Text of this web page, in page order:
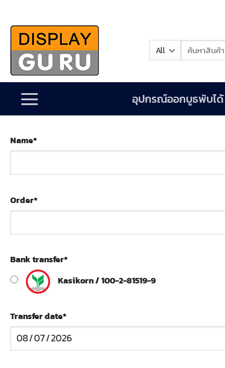
content
Search
for:
อุปกรณ์ออกบูธพับได้
Name*
Order*
Bank transfer*
Kasikorn / 100-2-81519-9
Transfer date*